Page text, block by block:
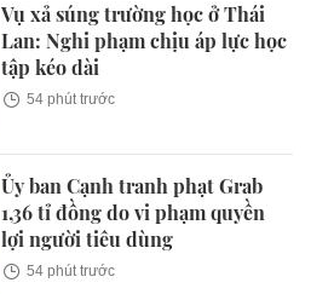
Vụ xả súng trường học ở Thái
Lan: Nghi phạm chịu áp lực học
tập kéo dài
54 phút trước
Ủy ban Cạnh tranh phạt Grab
1,36 tỉ đồng do vi phạm quyền
lợi người tiêu dùng
54 phút trước